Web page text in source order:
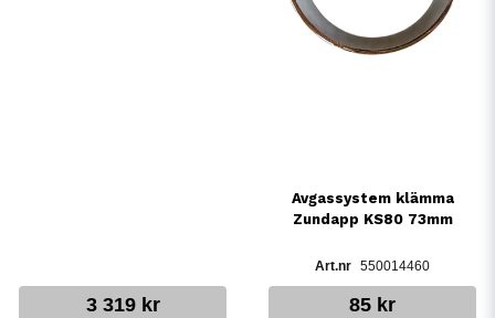
3 319 kr
Avgassystem klämma
Zundapp KS80 73mm
550014460
85 kr